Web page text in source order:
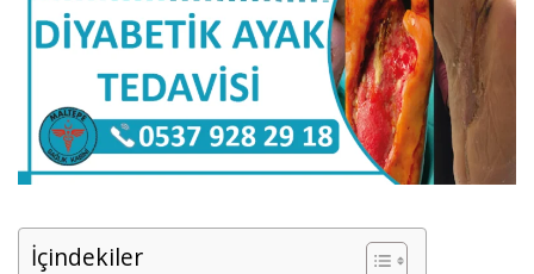
İçindekiler